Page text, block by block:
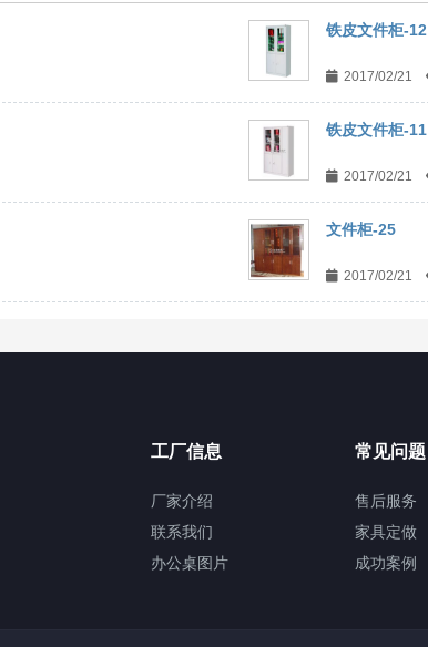
铁皮文件柜-12
2017/02/21
铁皮文件柜-11
2017/02/21
文件柜-25
2017/02/21
工厂信息
厂家介绍
联系我们
办公桌图片
常见问题
售后服务
家具定做
成功案例